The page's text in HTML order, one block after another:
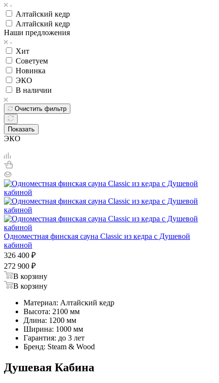
Алтайский кедр
Алтайский кедр
Наши предложения
Хит
Советуем
Новинка
ЭКО
В наличии
Очистить фильтр
Показать
ЭКО
Одноместная финская сауна Classic из кедра с Душевой
кабиной
326 400 ₽
272 900 ₽
В корзину
В корзину
Материал: Алтайский кедр
Высота: 2100 мм
Длина: 1200 мм
Ширина: 1000 мм
Гарантия: до 3 лет
Бренд: Steam & Wood
Душевая Кабина